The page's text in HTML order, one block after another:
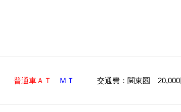
普通車ＡＴ ＭＴ 交通費：関東圏